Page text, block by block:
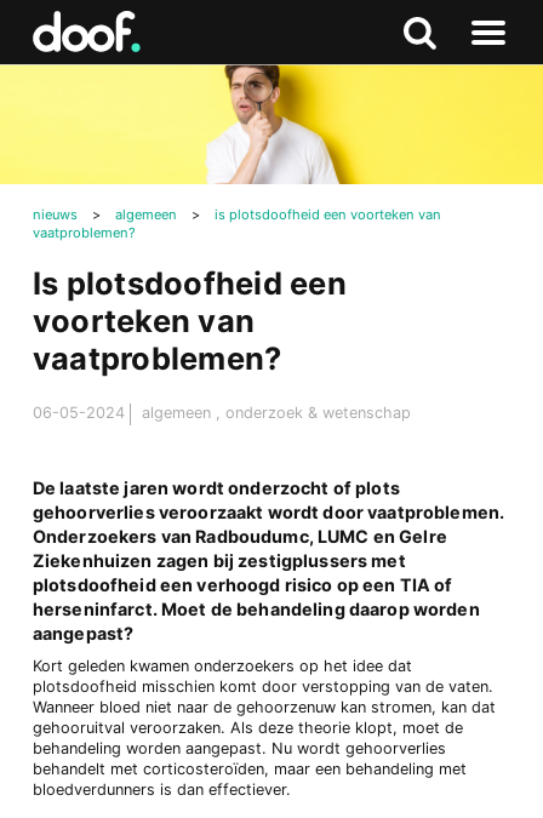
Zoeken
Naar
nieuws > algemeen >
is plotsdoofheid een voorteken van
vaatproblemen?
Is plotsdoofheid een
voorteken van
vaatproblemen?
06-05-2024 algemeen onderzoek & wetenschap
De laatste jaren wordt onderzocht of plots
gehoorverlies veroorzaakt wordt door vaatproblemen.
Onderzoekers van Radboudumc, LUMC en Gelre
Ziekenhuizen zagen bij zestigplussers met
plotsdoofheid een verhoogd risico op een TIA of
herseninfarct. Moet de behandeling daarop worden
aangepast?
Kort geleden kwamen onderzoekers op het idee dat
plotsdoofheid misschien komt door verstopping van de vaten.
Wanneer bloed niet naar de gehoorzenuw kan stromen, kan dat
gehooruitval veroorzaken. Als deze theorie klopt, moet de
behandeling worden aangepast. Nu wordt gehoorverlies
behandelt met corticosteroïden, maar een behandeling met
bloedverdunners is dan effectiever.
Doof.nl
Zoeken